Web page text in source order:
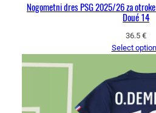
Nogometni dres PSG 2025/26 za
Doué 14
36.5 €
Select